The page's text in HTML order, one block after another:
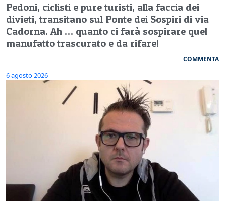
Pedoni, ciclisti e pure turisti, alla faccia dei
divieti, transitano sul Ponte dei Sospiri di via
Cadorna. Ah … quanto ci farà sospirare quel
manufatto trascurato e da rifare!
COMMENTA
6 agosto 2026